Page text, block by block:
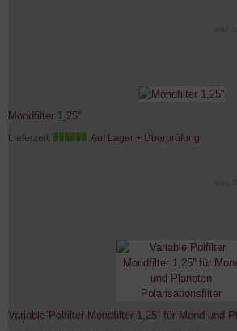
Mondfilter 1,25"
Lieferzeit: Auf Lager + Überprüfung
Variable Polfilter Mondfilter 1,25'' für Mond und